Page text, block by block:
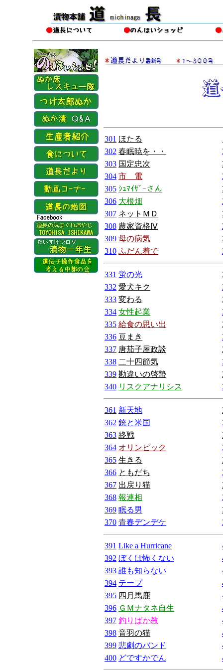
301 ほたる
302 春眠暁を・・
303 国定忠次
304 市 電
305 ｼｭﾏｲｻﾞｰさん
306 大根畑
307 ネットＭＤ
308 農家資格Ⅳ
309 母の病気
310 ふだん着で
331 蛍の光
332 愛犬キク
333 変わる
334 女性起業
335 給食の思い出
336 豆まき
337 唐茄子屋政談
338 二十四節気
339 勘違いの啓蟄
340 リスクアナリシス
361 新天地
362 銃と米国
363 終戦
364 オリンピック
365 生きる
366 ともだち
367 出戻り猫
368 報連相
369 眠る男
370 青春デンデケ
391 Like a Hurricane
392 ぼくは怖くない
393 誰も知らない
394 テープ
395 四月馬鹿
396 ＧＭナタネ自生
397 釣りばか教
398 音羽の猫
399 悲劇のバンド
400 どですかでん